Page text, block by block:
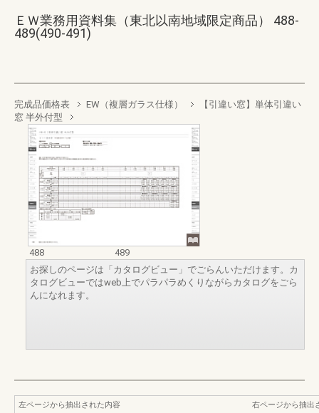
ＥＷ業務用資料集（東北以南地域限定商品） 488-
489(490-491)
完成品価格表 EW（複層ガラス仕様）
【引違い窓】単体引違い
窓 半外付型
488
489
お探しのページは「カタログビュー」でごらんいただけます。カ
タログビューではweb上でパラパラめくりながらカタログをごら
んになれます。
左ページから抽出された内容
右ページから抽出